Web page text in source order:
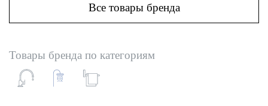
Все товары бренда
Товары бренда по категориям